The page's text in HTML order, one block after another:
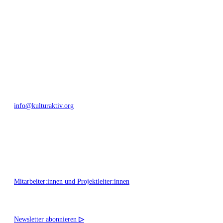
info@kulturaktiv.org
Mitarbeiter:innen und Projektleiter:innen
Newsletter abonnieren ▷